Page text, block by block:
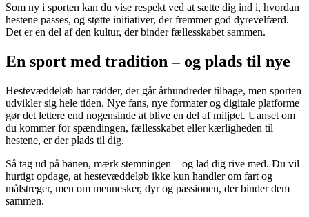
Som ny i sporten kan du vise respekt ved at sætte dig ind i, hvordan
hestene passes, og støtte initiativer, der fremmer god dyrevelfærd.
Det er en del af den kultur, der binder fællesskabet sammen.
En sport med tradition – og plads til nye
Hestevæddeløb har rødder, der går århundreder tilbage, men sporten
udvikler sig hele tiden. Nye fans, nye formater og digitale platforme
gør det lettere end nogensinde at blive en del af miljøet. Uanset om
du kommer for spændingen, fællesskabet eller kærligheden til
hestene, er der plads til dig.
Så tag ud på banen, mærk stemningen – og lad dig rive med. Du vil
hurtigt opdage, at hestevæddeløb ikke kun handler om fart og
målstreger, men om mennesker, dyr og passionen, der binder dem
sammen.